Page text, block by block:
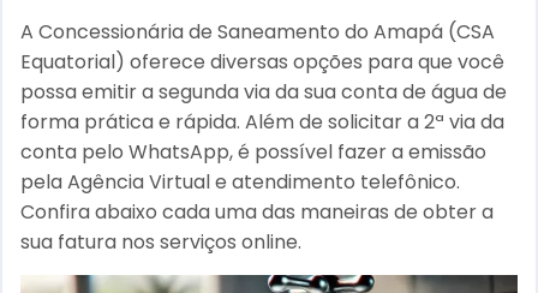
A Concessionária de Saneamento do Amapá (CSA
Equatorial) oferece diversas opções para que você
possa emitir a segunda via da sua conta de água de
forma prática e rápida. Além de solicitar a 2ª via da
conta pelo WhatsApp, é possível fazer a emissão
pela Agência Virtual e atendimento telefônico.
Confira abaixo cada uma das maneiras de obter a
sua fatura nos serviços online.